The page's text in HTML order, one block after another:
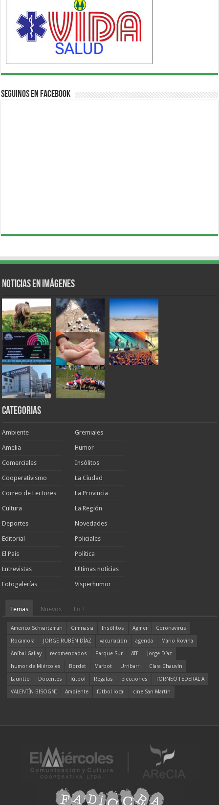
Seguinos en Facebook
Noticias en Imágenes
Categorias
Ambiente
Amelia
Comerciales
Cooperativismo
Correo de Lectores
Cultura
Deportes
Editorial
El País
Entrevistas
Fotogalerías
Gremiales
Humor
Insólitos
La Ciudad
La Provincia
La Región
Novedades
Policiales
Política
Ultimas noticias
Visperhumor
Temas Nuevos Lo +
Americo Schvartzman Gimnasia Insólitos Agmer
Coronavirus
Rocamora
JORGE RUBÉN DÍAZ vacunación agenda
Mario Rovina
Aníbal Gallay
recomendados Parque Sur ATE
Jorge Díaz
humor de Miércoles
Bordet Marbot Urribarri
Clara Chauvín
Lauritto
Docentes fútbol Regatas elecciones
TORNEO FEDERAL A
VALENTÍN BISOGNI
Ambiente fútbol local cine San Martín